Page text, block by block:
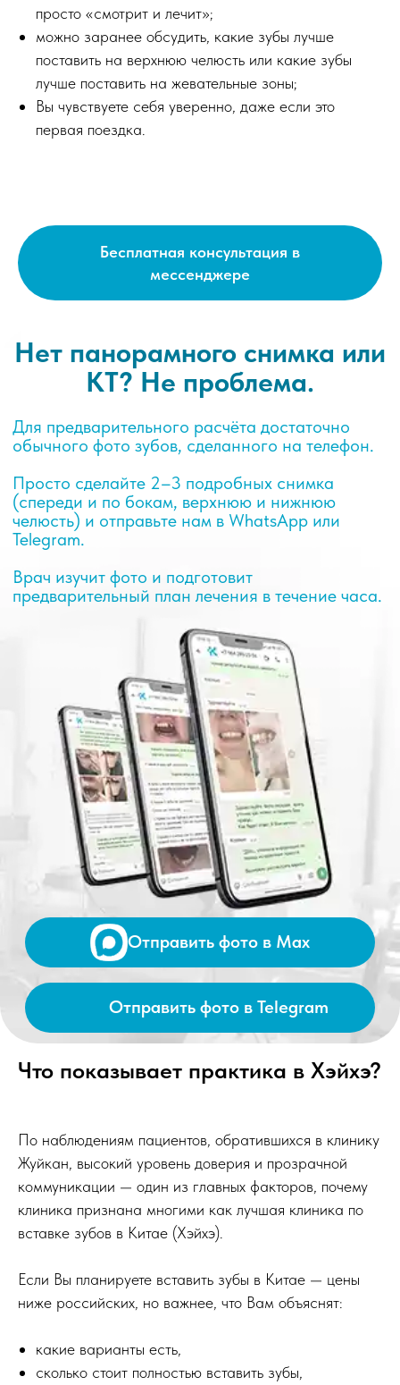
просто «смотрит и лечит»;
можно заранее обсудить, какие зубы лучше
поставить на верхнюю челюсть или какие зубы
лучше поставить на жевательные зоны;
Вы чувствуете себя уверенно, даже если это
первая поездка.
Бесплатная консультация в
мессенджере
Что показывает практика в Хэйхэ?
По наблюдениям пациентов, обратившихся в клинику
Жуйкан, высокий уровень доверия и прозрачной
коммуникации — один из главных факторов, почему
клиника признана многими как лучшая клиника по
вставке зубов в Китае (Хэйхэ).
Если Вы планируете вставить зубы в Китае — цены
ниже российских, но важнее, что Вам объяснят:
какие варианты есть,
сколько стоит полностью вставить зубы,